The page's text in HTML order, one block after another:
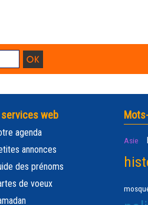
web
agenda
annonces
des prénoms
de voeux
Asie